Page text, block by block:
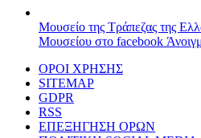
Μουσείο της Τράπεζας της
Μουσείου στο facebook
ΟΡΟΙ ΧΡΗΣΗΣ
SITEMAP
GDPR
RSS
ΕΠΕΞΗΓΗΣΗ ΟΡΩΝ